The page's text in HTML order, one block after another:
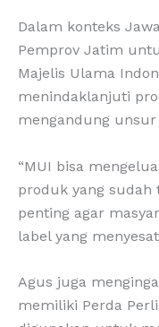
Dalam konteks
Pemprov Jatim
Majelis Ulama
menindaklanjuti
mengandung
“MUI bisa
produk yang
penting agar
label yang
Agus juga
memiliki Perda